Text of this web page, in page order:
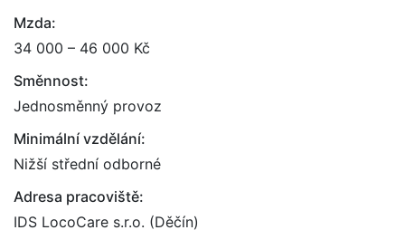
Mzda:
34 000 – 46 000 Kč
Směnnost:
Jednosměnný provoz
Minimální vzdělání:
Nižší střední odborné
Adresa pracoviště:
IDS LocoCare s.r.o. (Děčín)